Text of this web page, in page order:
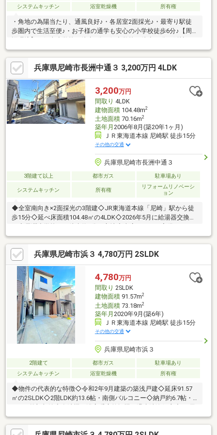
システムキッチン 浴室乾燥機 所有権
・角地の為陽当たり、通風良好♪・各居室2面採光♪・最寄り駅徒
歩圏内で生活至便♪・お子様の通学も安心の小学校徒歩6分♪【周
んば線「出来島」駅 徒歩10分・阪神本線「千船」駅 徒歩12分
兵庫県尼崎市長洲中通３ 3,200万円 4LDK
3,200万円
間取り 4LDK
建物面積104.48m2
土地面積70.16m2
築年月 2006年8月(築20年1ヶ月)
ＪＲ東海道本線 尼崎駅 徒歩15分
その他の交通
兵庫県尼崎市長洲中通３
3階建て以上 都市ガス 駐車場あり
システムキッチン 所有権
リフォームリノベーシ
ョン
◆全室南向き×2面採光の3階建◇JR東海道本線「尼崎」駅から徒
歩15分◇延べ床面積104.48㎡の4LDK◇2026年5月に給湯器交換済
ドゥ！阪急伊丹駅前店物件選びから住宅ローンまで、住まい探し
を丁寧にサポート。見学予約もお気軽にご相談ください。＝＝＝
周辺環境＝＝＝●長洲小学校まで 徒歩約３分●小田中学校まで
徒歩約１０分●つくし保育園まで 徒歩約３分●ウエルシアまで
徒歩約６分●業務スーパーまで 徒歩約８分
兵庫県尼崎市浜３ 4,780万円 2SLDK
4,780万円
間取り 2SLDK
建物面積91.57m2
土地面積73.18m2
築年月 2020年9月(築6年)
ＪＲ東海道本線 尼崎駅 徒歩15分
その他の交通
兵庫県尼崎市浜３
2階建て 都市ガス
駐車場あり
システムキッチン
浴室乾燥機 所有権
◆物件の代表的な特徴◇令和2年9月建築の築浅戸建◇延床91.57
㎡の2SLDK◇2階LDK約13.6帖・南側バルコニー◇納戸約6.7帖・
崎駅まで徒歩15分◆リフォーム内容【交換】ガラストップコン
ロ・水栓【交換】食器洗い乾燥機【張替】クロス（1階トイレ以